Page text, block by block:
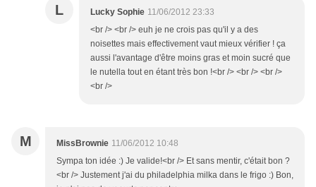
L Lucky Sophie 11/06/2012 23:33
<br /> <br /> euh je ne crois pas qu'il y a des
noisettes mais effectivement vaut mieux vérifier ! ça
aussi l'avantage d'être moins gras et moin sucré que
le nutella tout en étant très bon !<br /> <br /> <br />
<br />
M MissBrownie 11/06/2012 10:48
Sympa ton idée :) Je valide!<br /> Et sans mentir, c'était bon ?
<br /> Justement j'ai du philadelphia milka dans le frigo :) Bon,